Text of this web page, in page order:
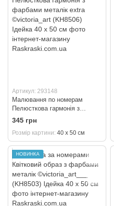
Артикул: 293148
Малювання по номерам
Пелюсткова гармонія з
фарбами металік extra
©victoria_art (KH8506) Ідейка
40 х 50 см
345 грн
Розмір картини 40 х 50 см
НОВИНКА